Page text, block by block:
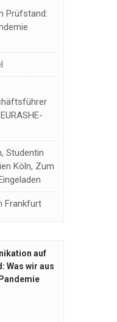
Prüfstand:
Studentin
Köln, Zum
Frankfurt
auf
Was wir aus